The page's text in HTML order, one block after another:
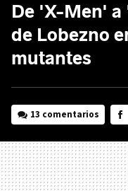
De 'X-Men'
de Lobezno
mutantes
13 comentarios